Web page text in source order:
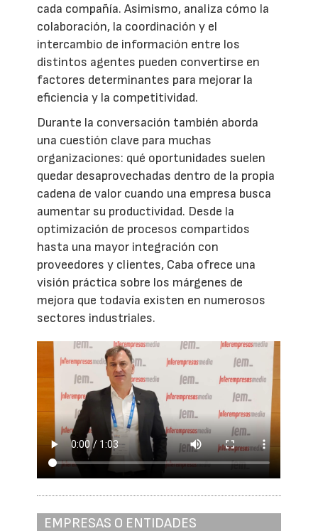
cada compañía. Asimismo, analiza cómo la
colaboración, la coordinación y el
intercambio de información entre los
distintos agentes pueden convertirse en
factores determinantes para mejorar la
eficiencia y la competitividad.
Durante la conversación también aborda
una cuestión clave para muchas
organizaciones: qué oportunidades suelen
quedar desaprovechadas dentro de la propia
cadena de valor cuando una empresa busca
aumentar su productividad. Desde la
optimización de procesos compartidos
hasta una mayor integración con
proveedores y clientes, Caba ofrece una
visión práctica sobre los márgenes de
mejora que todavía existen en numerosos
sectores industriales.
EMPRESAS O ENTIDADES